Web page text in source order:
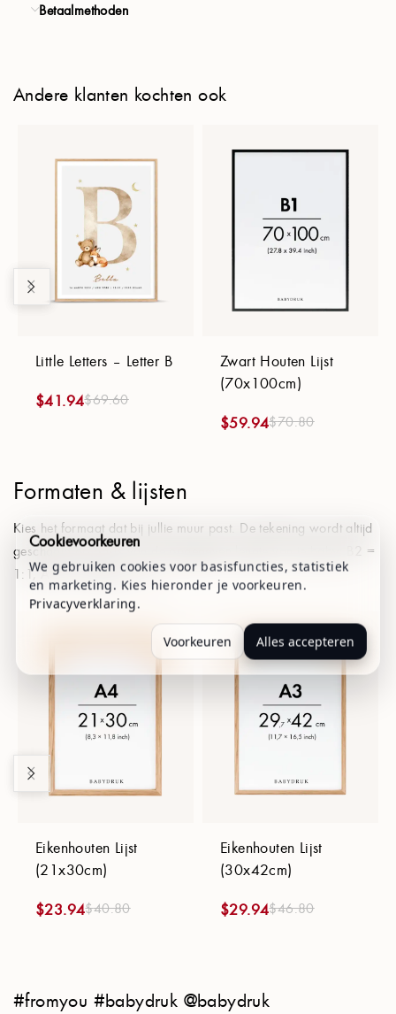
Betaalmethoden
Andere klanten kochten ook
Little Letters – Letter B
$69.60
$41.94
Zwart Houten Lijst
(70x100cm)
$70.80
$59.94
Formaten & lijsten
Kies het formaat dat bij jullie muur past. De tekening wordt altijd
geschaald op basis van de opgegeven lengte van je baby: B2 =
1:1, A3 = 1:2, A4 = 1:3.
Eikenhouten Lijst
(21x30cm)
$40.80
$23.94
Eikenhouten Lijst
(30x42cm)
$46.80
$29.94
#fromyou #babydruk @babydruk
Cookievoorkeuren
We gebruiken cookies voor basisfuncties, statistiek
en marketing. Kies hieronder je voorkeuren.
Privacyverklaring.
Voorkeuren Alles accepteren